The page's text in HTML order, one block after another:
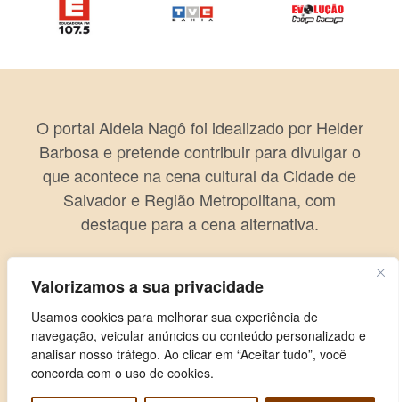
Valorizamos a sua privacidade
Usamos cookies para melhorar sua experiência de
navegação, veicular anúncios ou conteúdo personalizado e
analisar nosso tráfego. Ao clicar em “Aceitar tudo”, você
concorda com o uso de cookies.
O portal Aldeia Nagô foi idealizado por Helder
Barbosa e pretende contribuir para divulgar o
que acontece na cena cultural da Cidade de
Salvador e Região Metropolitana, com
destaque para a cena alternativa.